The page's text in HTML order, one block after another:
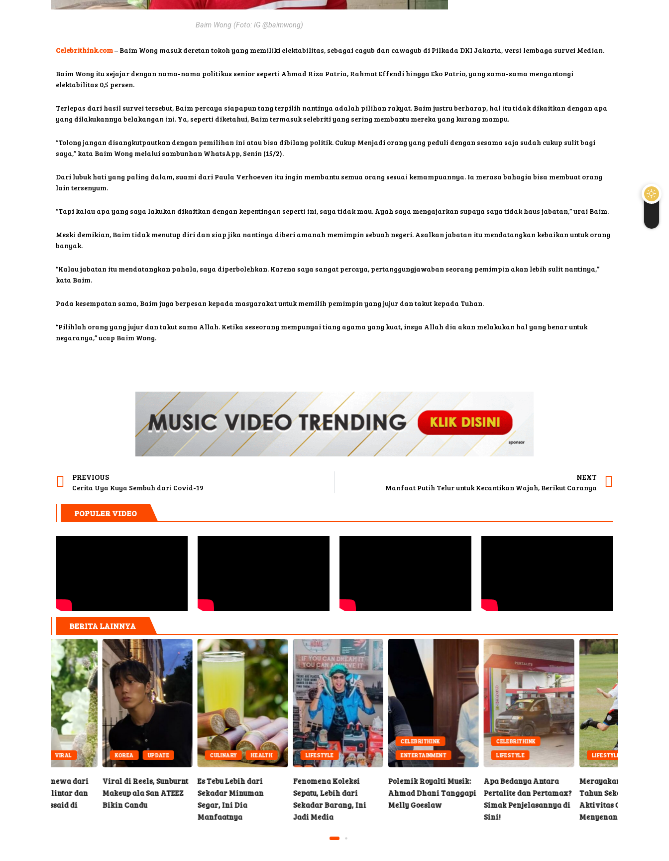
Baim Wong (Foto: IG @baimwong)
Celebrithink.com– Baim Wong masuk deretan tokoh yang memiliki elektabilitas, sebagai cagub dan cawagub di Pilkada DKI Jakarta, versi lembaga survei Median.
Baim Wong itu sejajar dengan nama-nama politikus senior seperti Ahmad Riza Patria, Rahmat Effendi hingga Eko Patrio, yang sama-sama mengantongi
elektabilitas 0,5 persen.
Terlepas dari hasil survei tersebut, Baim percaya siapapun tang terpilih nantinya adalah pilihan rakyat. Baim justru berharap, hal itu tidak dikaitkan dengan apa
yang dilakukannya belakangan ini. Ya, seperti diketahui, Baim termasuk selebriti yang sering membantu mereka yang kurang mampu.
“Tolong jangan disangkutpautkan dengan pemilihan ini atau bisa dibilang politik. Cukup Menjadi orang yang peduli dengan sesama saja sudah cukup sulit bagi
saya,” kata Baim Wong melalui sambunhan WhatsApp, Senin (15/2).
Dari lubuk hati yang paling dalam, suami dari Paula Verhoeven itu ingin membantu semua orang sesuai kemampuannya. Ia merasa bahagia bisa membuat orang
lain tersenyum.
“Tapi kalau apa yang saya lakukan dikaitkan dengan kepentingan seperti ini, saya tidak mau. Ayah saya mengajarkan supaya saya tidak haus jabatan,” urai Baim.
Meski demikian, Baim tidak menutup diri dan siap jika nantinya diberi amanah memimpin sebuah negeri. Asalkan jabatan itu mendatangkan kebaikan untuk orang
banyak.
“Kalau jabatan itu mendatangkan pahala, saya diperbolehkan. Karena saya sangat percaya, pertanggungjawaban seorang pemimpin akan lebih sulit nantinya,”
kata Baim.
Pada kesempatan sama, Baim juga berpesan kepada masyarakat untuk memilih pemimpin yang jujur dan takut kepada Tuhan.
“Pilihlah orang yang jujur dan takut sama Allah. Ketika seseorang mempunyai tiang agama yang kuat, insya Allah dia akan melakukan hal yang benar untuk
negaranya,” ucap Baim Wong.
PREVIOUS
Cerita Uya Kuya Sembuh dari Covid-19
NEXT
Manfaat Putih Telur untuk Kecantikan Wajah, Berikut Caranya
POPULER VIDEO
BERITA LAINNYA
KOREA UPDATE
Viral di Reels, Sunburnt
Makeup ala San ATEEZ
Bikin Candu
CULINARY HEALTH
Es Tebu Lebih dari
Sekadar Minuman
Segar, Ini Dia
LIFESTYLE
Fenomena Koleksi
Sepatu, Lebih dari
Sekadar Barang, Ini
CELEBRITHINK
ENTERTAINMENT
Polemik Royalti Musik:
Ahmad Dhani Tanggapi
Melly Goeslaw
CELEBRITHINK
LIFESTYLE
Apa Bedanya Antara
Pertalite dan Pertamax?
Simak Penjelasannya di
LIFESTYLE
Merayakan Ulang
Tahun Sekolah dengan
Aktivitas Olahraga yang
Menyenangkan